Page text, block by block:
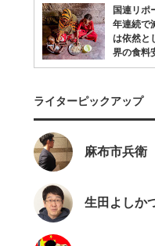
国連リポ
年連続で
は依然と
界の食料
ライターピックアップ
麻布市兵衛
生田よしか